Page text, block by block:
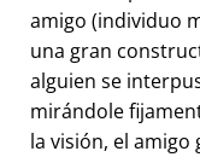
amigo (individuo
una gran
alguien se
mirándole
la visión, el